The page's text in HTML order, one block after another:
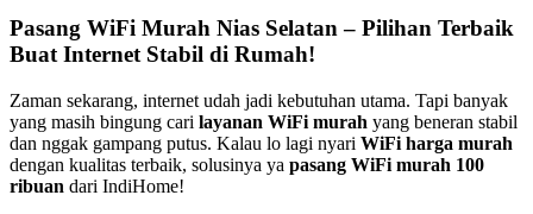
Pasang WiFi Murah Nias Selatan – Pilihan Terbaik
Buat Internet Stabil di Rumah!
Zaman sekarang, internet udah jadi kebutuhan utama. Tapi banyak
yang masih bingung cari layanan WiFi murah yang beneran stabil
dan nggak gampang putus. Kalau lo lagi nyari WiFi harga murah
dengan kualitas terbaik, solusinya ya pasang WiFi murah 100
ribuan dari IndiHome!